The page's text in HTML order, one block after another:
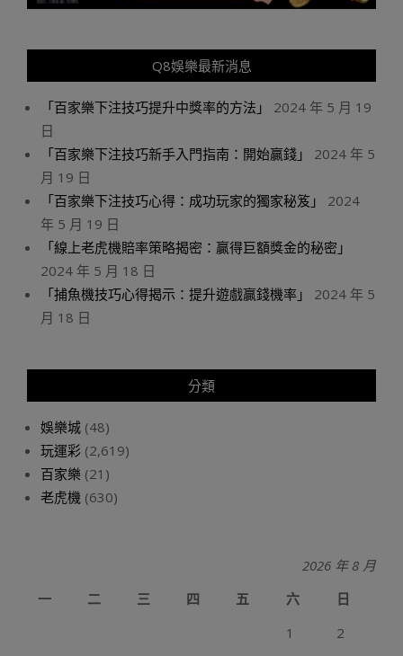
Q8娛樂最新消息
「百家樂下注技巧提升中獎率的方法」
2024 年 5 月 19
日
「百家樂下注技巧新手入門指南：開始贏錢」
2024 年 5
月 19 日
「百家樂下注技巧心得：成功玩家的獨家秘笈」
2024
年 5 月 19 日
「線上老虎機賠率策略揭密：贏得巨額獎金的秘密」
2024 年 5 月 18 日
「捕魚機技巧心得揭示：提升遊戲贏錢機率」
2024 年 5
月 18 日
分類
娛樂城 (48)
玩運彩 (2,619)
百家樂 (21)
老虎機 (630)
2026 年 8 月
一
二 三 四 五 六
日
1
2